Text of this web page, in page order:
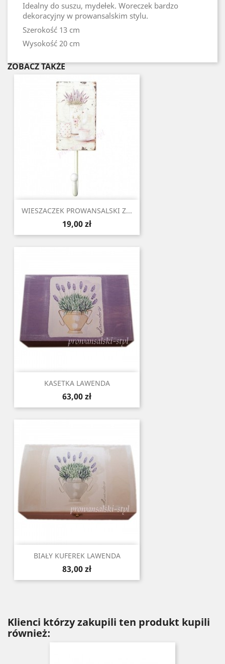
Idealny do suszu, mydełek. Woreczek bardzo
dekoracyjny w prowansalskim stylu.
Szerokość 13 cm
Wysokość 20 cm
ZOBACZ TAKŻE
WIESZACZEK PROWANSALSKI Z...
Cena
19,00 zł
KASETKA LAWENDA
Cena
63,00 zł
BIAŁY KUFEREK LAWENDA
Cena
83,00 zł
Klienci którzy zakupili ten produkt kupili
również: